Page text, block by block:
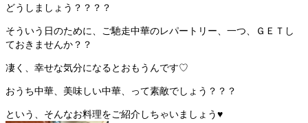
どうしましょう？？？？
そういう日のために、ご馳走中華のレパートリー、一つ、ＧＥＴし
ておきませんか？？
凄く、幸せな気分になるとおもうんです♡
おうち中華、美味しい中華、って素敵でしょう？？？
という、そんなお料理をご紹介しちゃいましょう♥